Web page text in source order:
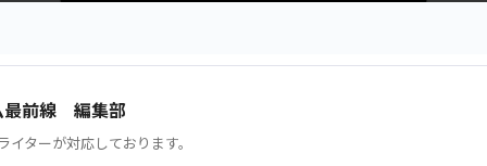
最前線 編集部
ターが対応しております。